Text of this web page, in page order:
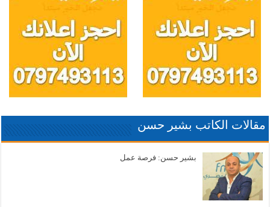
مقالات الكاتب بشير حسن
بشير حسن: فرصة عمل